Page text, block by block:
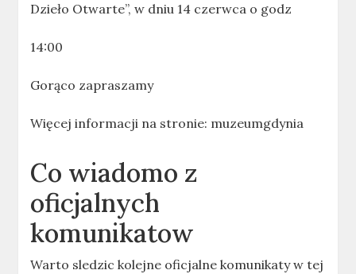
Dzieło Otwarte”, w dniu 14 czerwca o godz
14:00
Gorąco zapraszamy
Więcej informacji na stronie: muzeumgdynia
Co wiadomo z
oficjalnych
komunikatow
Warto sledzic kolejne oficjalne komunikaty w tej